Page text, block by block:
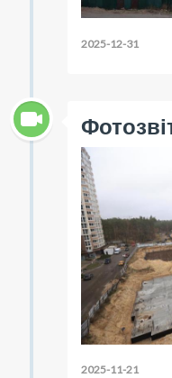
2025-12-31
2025-11-21